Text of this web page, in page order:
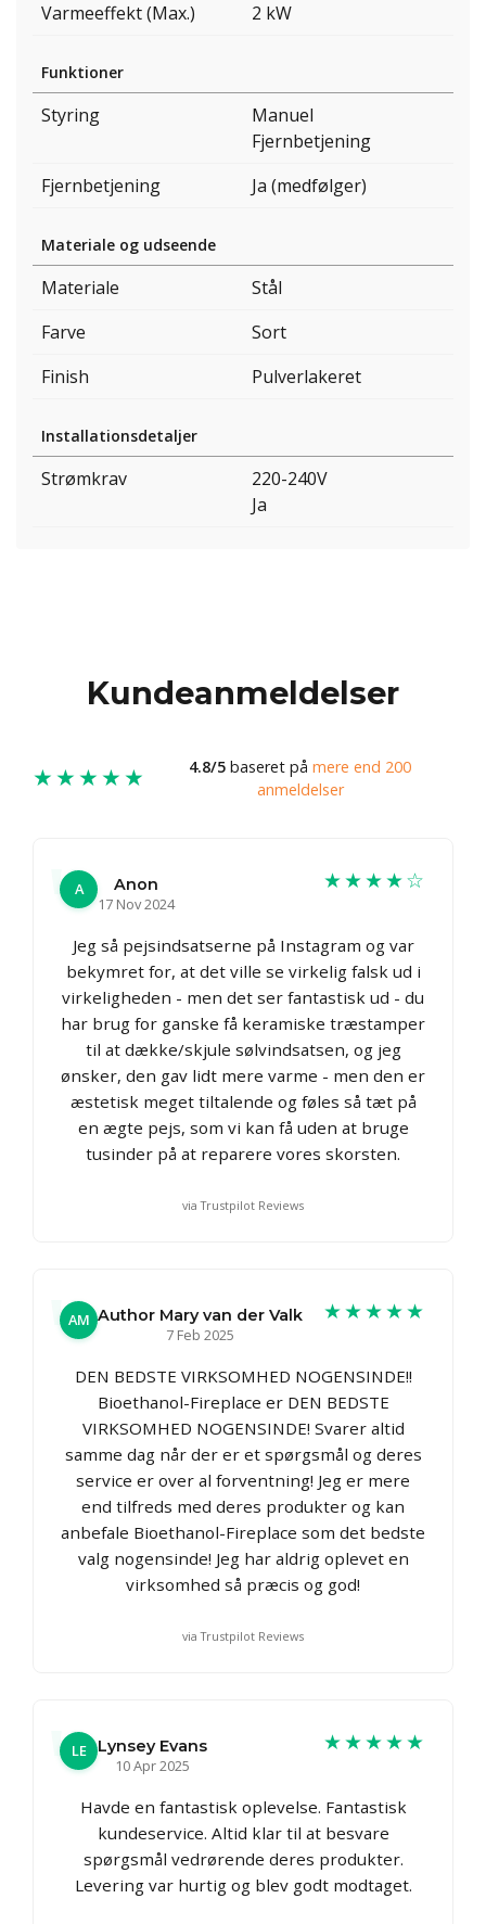
Varmeeffekt (Max.)
2 kW
Funktioner
Styring
Manuel
Fjernbetjening
Fjernbetjening
Ja (medfølger)
Materiale og udseende
Materiale
Stål
Farve
Sort
Finish
Pulverlakeret
Installationsdetaljer
Strømkrav
220-240V
Ja
Kundeanmeldelser
★★★★★ 4.8/5 baseret på mere end 200
anmeldelser
A
Anon
17 Nov 2024
★★★★☆
Jeg så pejsindsatserne på Instagram og var
bekymret for, at det ville se virkelig falsk ud i
virkeligheden - men det ser fantastisk ud - du
har brug for ganske få keramiske træstamper
til at dække/skjule sølvindsatsen, og jeg
ønsker, den gav lidt mere varme - men den er
æstetisk meget tiltalende og føles så tæt på
en ægte pejs, som vi kan få uden at bruge
tusinder på at reparere vores skorsten.
via Trustpilot Reviews
AM Author Mary van der Valk
7 Feb 2025
★★★★★
DEN BEDSTE VIRKSOMHED NOGENSINDE!!
Bioethanol-Fireplace er DEN BEDSTE
VIRKSOMHED NOGENSINDE! Svarer altid
samme dag når der er et spørgsmål og deres
service er over al forventning! Jeg er mere
end tilfreds med deres produkter og kan
anbefale Bioethanol-Fireplace som det bedste
valg nogensinde! Jeg har aldrig oplevet en
virksomhed så præcis og god!
via Trustpilot Reviews
LE
Lynsey Evans
10 Apr 2025
★★★★★
Havde en fantastisk oplevelse. Fantastisk
kundeservice. Altid klar til at besvare
spørgsmål vedrørende deres produkter.
Levering var hurtig og blev godt modtaget.